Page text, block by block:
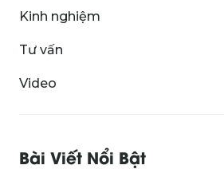
Kinh nghiệm
Tư vấn
Video
Bài Viết Nổi Bật